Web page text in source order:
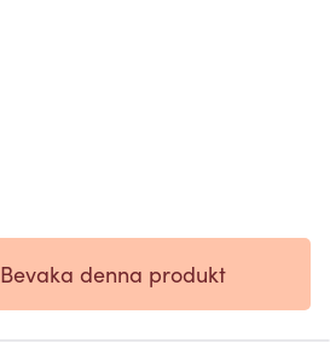
Bevaka denna produkt